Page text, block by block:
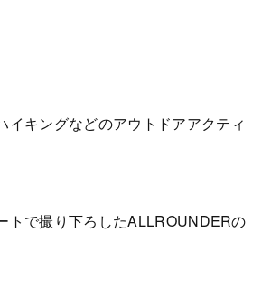
キングなどのアウトドアアクティ
トで撮り下ろしたALLROUNDERの